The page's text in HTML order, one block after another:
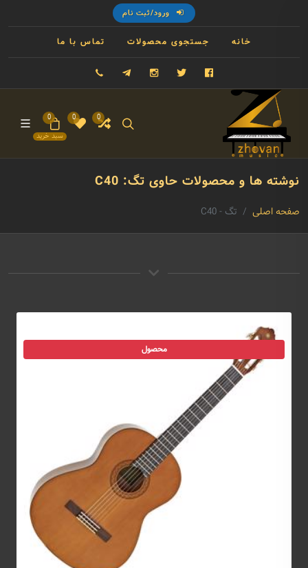
ورود/ثبت نام
خانه جستجوی محصولات تماس با ما
فیسبوک توییتر اینستاگرام تلگرام
0
0
سبد خرید
0
نوشته ها و محصولات حاوی تگ: C40
صفحه اصلی تگ - C40
محصول